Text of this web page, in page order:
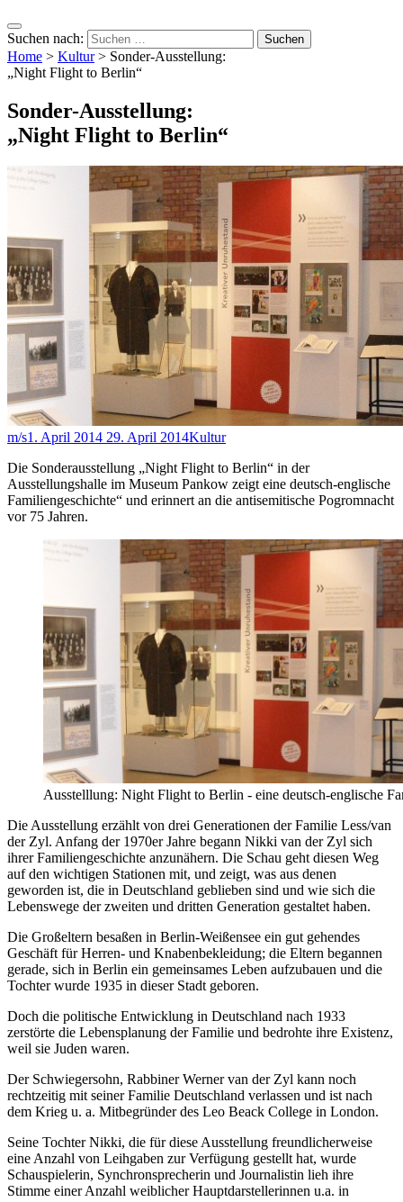
Suchen nach:
Home > Kultur> Sonder-Ausstellung:
„Night Flight to Berlin“
Sonder-Ausstellung:
„Night Flight to Berlin“
m/s1. April 2014 29. April 2014Kultur
Die Sonderausstellung „Night Flight to Berlin“ in der
Ausstellungshalle im Museum Pankow zeigt eine deutsch-englische
Familiengeschichte“ und erinnert an die antisemitische Pogromnacht
vor 75 Jahren.
Ausstelllung: Night Flight to Berlin - eine deutsch-englische
Die Ausstellung erzählt von drei Generationen der Familie Less/van
der Zyl. Anfang der 1970er Jahre begann Nikki van der Zyl sich
ihrer Familiengeschichte anzunähern. Die Schau geht diesen Weg
auf den wichtigen Stationen mit, und zeigt, was aus denen
geworden ist, die in Deutschland geblieben sind und wie sich die
Lebenswege der zweiten und dritten Generation gestaltet haben.
Die Großeltern besaßen in Berlin-Weißensee ein gut gehendes
Geschäft für Herren- und Knabenbekleidung; die Eltern begannen
gerade, sich in Berlin ein gemeinsames Leben aufzubauen und die
Tochter wurde 1935 in dieser Stadt geboren.
Doch die politische Entwicklung in Deutschland nach 1933
zerstörte die Lebensplanung der Familie und bedrohte ihre Existenz,
weil sie Juden waren.
Der Schwiegersohn, Rabbiner Werner van der Zyl kann noch
rechtzeitig mit seiner Familie Deutschland verlassen und ist nach
dem Krieg u. a. Mitbegründer des Leo Beack College in London.
Seine Tochter Nikki, die für diese Ausstellung freundlicherweise
eine Anzahl von Leihgaben zur Verfügung gestellt hat, wurde
Schauspielerin, Synchronsprecherin und Journalistin lieh ihre
Stimme einer Anzahl weiblicher Hauptdarstellerinnen u.a. in